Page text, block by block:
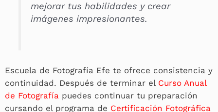
mejorar tus habilidades y crear
imágenes impresionantes.
Escuela de Fotografía Efe te ofrece consistencia y
continuidad. Después de terminar el Curso Anual
de Fotografía puedes continuar tu preparación
cursando el programa de Certificación Fotográfica